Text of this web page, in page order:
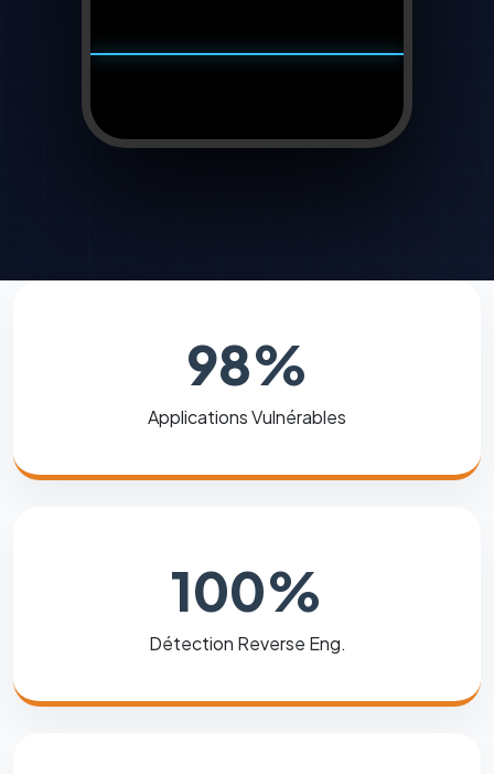
98%
Applications Vulnérables
100%
Détection Reverse Eng.